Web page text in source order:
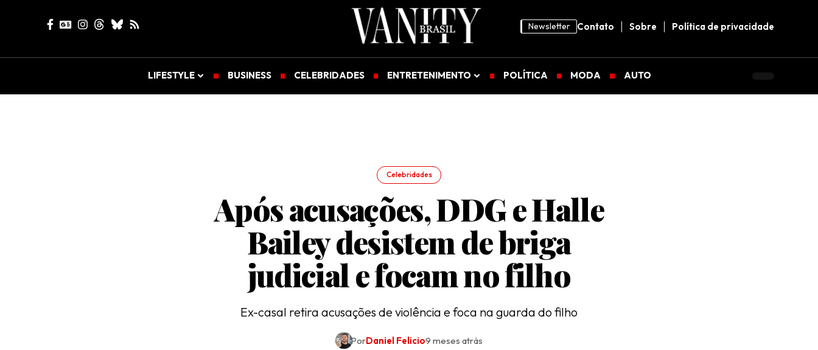
Newsletter Contato Sobre Política de privacidade
LIFESTYLE BUSINESS CELEBRIDADES ENTRETENIMENTO POLÍTICA MODA AUTO
Celebridades
Após acusações, DDG e Halle
Bailey desistem de briga
judicial e focam no filho
Ex-casal retira acusações de violência e foca na guarda do filho
PorDaniel Felicio9 meses atrás